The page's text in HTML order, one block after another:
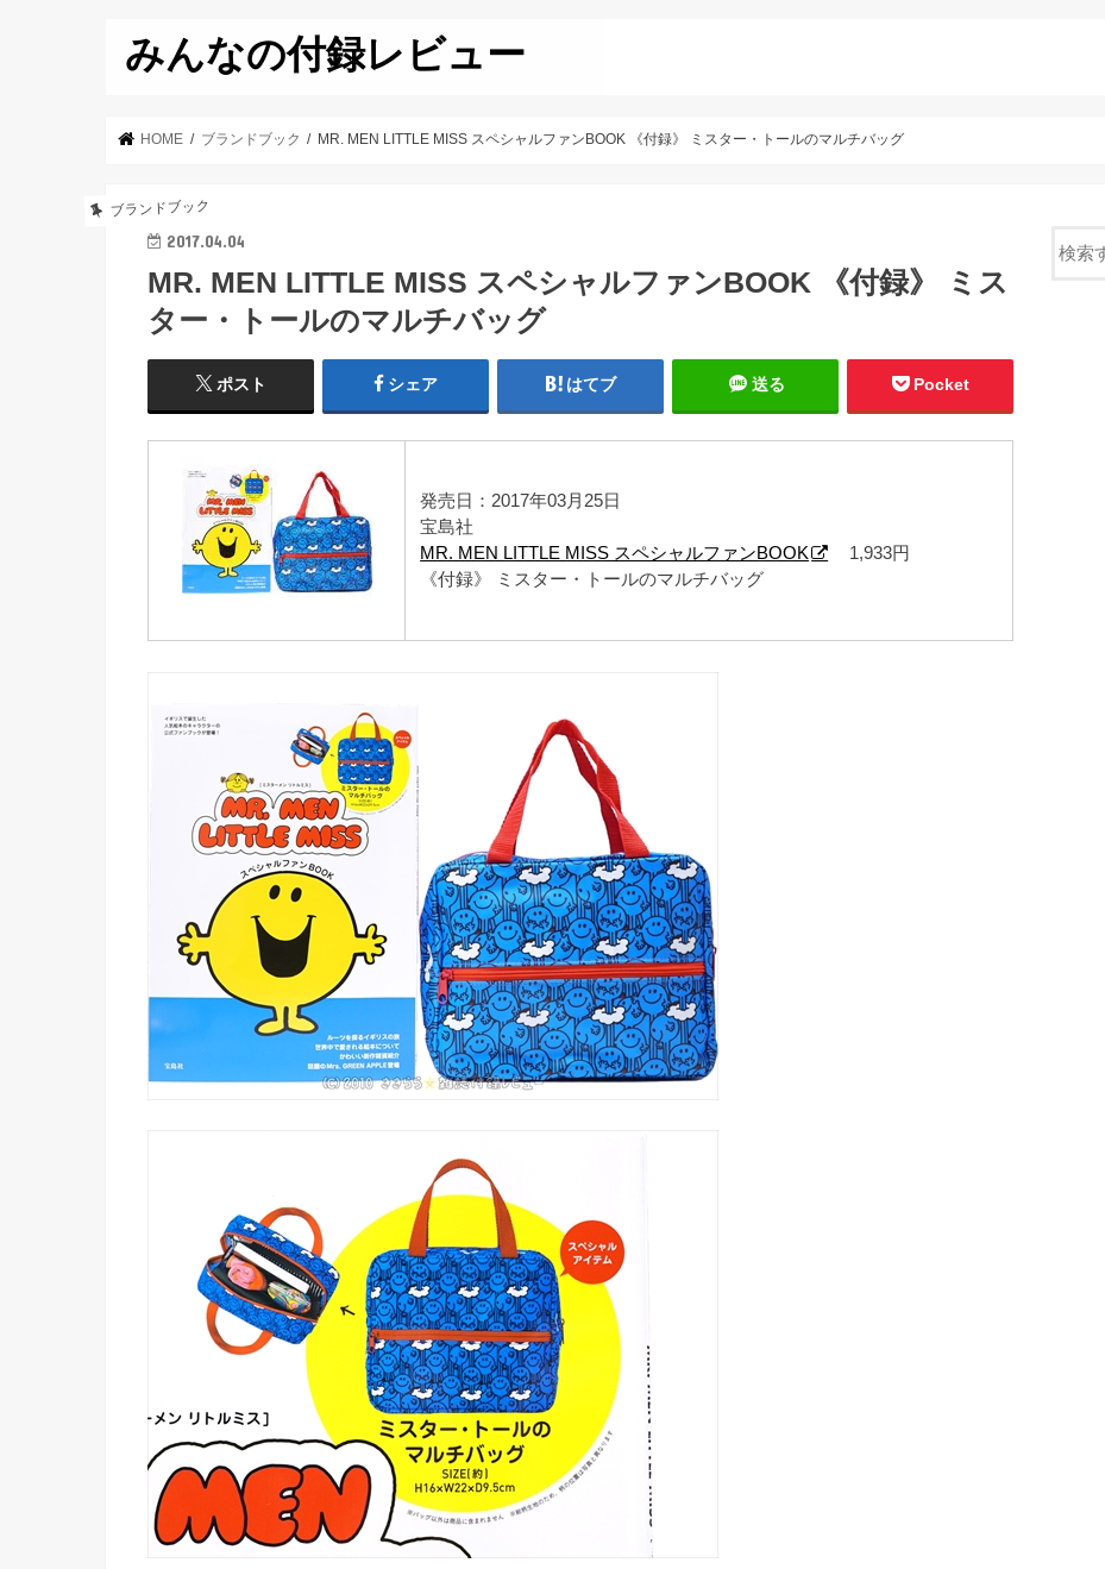
みんなの付録レビュー
HOME ブランドブック MR. MEN LITTLE MISS スペシャルファンBOOK 《付録》 ミスター・トールのマルチバッグ
ブランドブック
2017.04.04
MR. MEN LITTLE MISS スペシャルファンBOOK 《付録》 ミス
ター・トールのマルチバッグ
ポスト シェア はてブ 送る Pocket
発売日：2017年03月25日
宝島社
MR. MEN LITTLE MISS スペシャルファンBOOK
1,933円
《付録》 ミスター・トールのマルチバッグ